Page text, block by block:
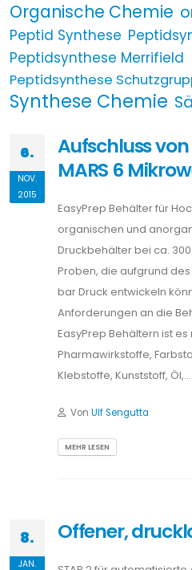
Organische Chemie
Peptid Synthese
Peptidsynthese Merrifield
Peptidsynthese
Synthese Chemie
6.
NOV.
2015
Aufschluss
MARS 6
EasyPrep Behälter für
organischen und
Druckbehälter bei ca.
Proben, die aufgrund
bar Druck entwickeln
Anforderungen an die
EasyPrep Behältern ist
Pharmawirkstoffe,
Klebstoffe, Kunststoff,
Von Ulf Sengutta
MEHR LESEN
8.
JAN.
Offener,